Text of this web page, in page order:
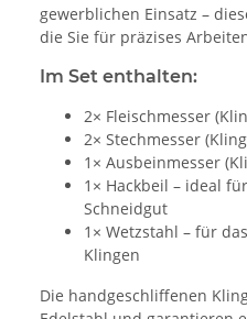
gewerblichen Einsatz –
die Sie für präzises
Im Set enthalten:
2× Fleischmesser
2× Stechmesser
1× Ausbeinmesser
1× Hackbeil – ideal
Schneidgut
1× Wetzstahl – für
Klingen
Die handgeschliffenen